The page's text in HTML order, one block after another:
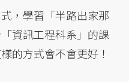
，學習「半路出家那
資訊工程科系」的課
的方式會不會更好！